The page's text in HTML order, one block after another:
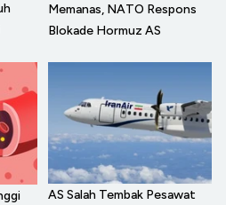
Memanas, NATO Respons
Blokade Hormuz AS
AS Salah Tembak Pesawat